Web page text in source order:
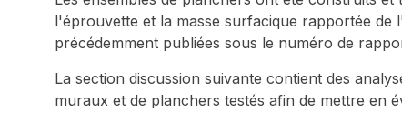
l'éprouvette et la masse surfacique rapportée de
précédemment publiées sous le numéro de
La section discussion suivante contient des
muraux et de planchers testés afin de mettre en